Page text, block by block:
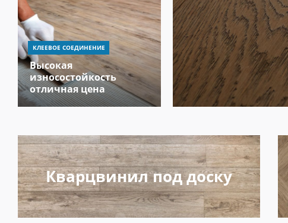
КЛЕЕВОЕ СОЕДИНЕНИЕ
Высокая
износостойкость
отличная цена
Кварцвинил под доску